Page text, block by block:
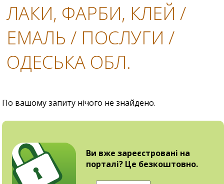
ЛАКИ, ФАРБИ, КЛЕЙ /
ЕМАЛЬ / ПОСЛУГИ /
ОДЕСЬКА ОБЛ.
По вашому запиту нічого не знайдено.
Ви вже зареєстровані на
порталі? Це безкоштовно.